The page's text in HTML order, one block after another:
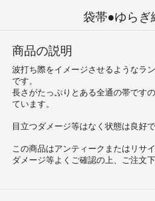
袋帯●ゆらぎ
商品の説明
波打ち際をイメージさせるようなラ
です。
長さがたっぷりとある全通の帯です
ています。
目立つダメージ等はなく状態は良好で
この商品はアンティークまたはリサイ
ダメージ等よくご確認の上、ご注文下